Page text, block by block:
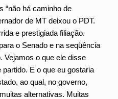
“não há caminho de
de MT deixou o PDT.
e prestigiada filiação.
o Senado e na seqüência
Vejamos o que ele disse
E o que eu gostaria
ao qual, no governo,
alternativas. Muitas